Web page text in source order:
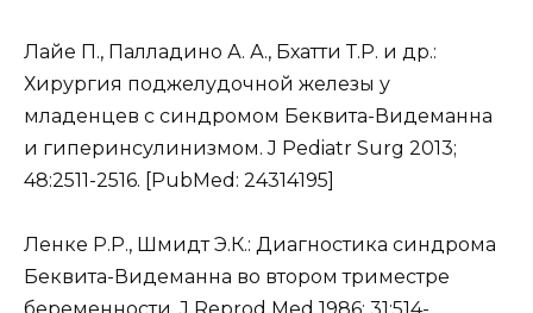
Лайе П., Палладино А. А., Бхатти Т.Р. и др.:
Хирургия поджелудочной железы у
младенцев с синдромом Беквита-Видеманна
и гиперинсулинизмом. J Pediatr Surg 2013;
48:2511-2516. [PubMed: 24314195]
Ленке Р.Р., Шмидт Э.К.: Диагностика синдрома
Беквита-Видеманна во втором триместре